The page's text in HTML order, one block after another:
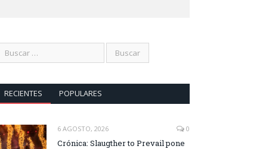
RECIENTES POPULARES
6 AGOSTO, 2026 0
Crónica: Slaugther to Prevail pone